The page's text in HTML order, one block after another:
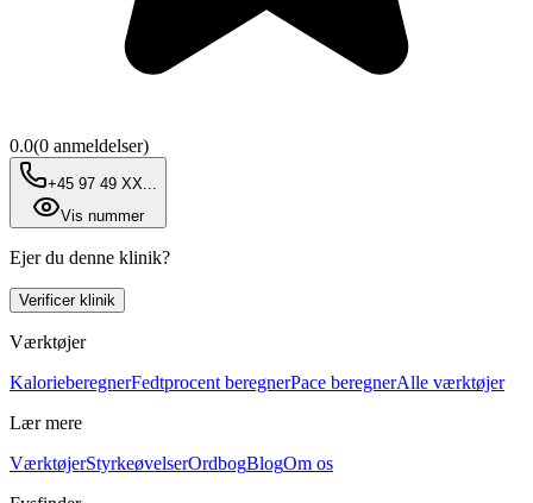
0.0(0 anmeldelser)
+45 97 49 XX...
Vis nummer
Ejer du denne klinik?
Verificer klinik
Værktøjer
KalorieberegnerFedtprocent beregnerPace beregnerAlle værktøjer
Lær mere
VærktøjerStyrkeøvelserOrdbogBlogOm os